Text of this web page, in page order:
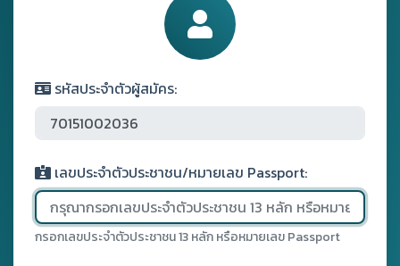
รหัสประจำตัวผู้สมัคร:
เลขประจำตัวประชาชน/หมายเลข Passport:
กรอกเลขประจำตัวประชาชน 13 หลัก หรือหมายเลข Passport